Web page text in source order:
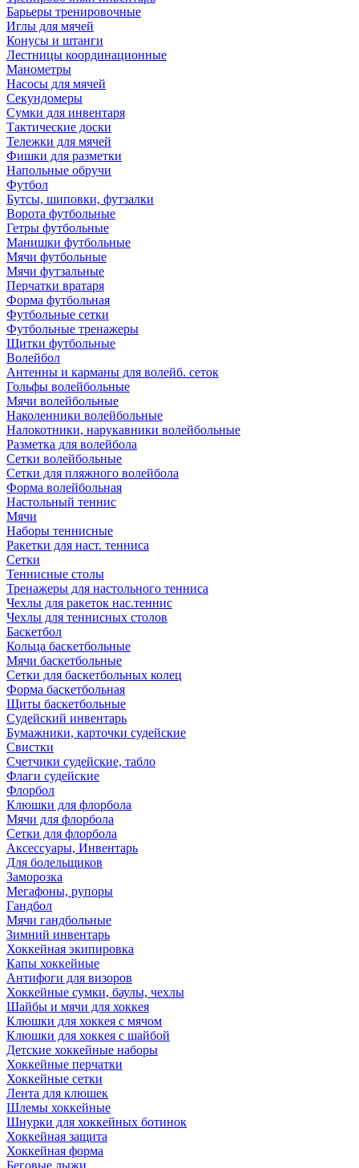
Барьеры тренировочные
Иглы для мячей
Конусы и штанги
Лестницы координационные
Манометры
Насосы для мячей
Секундомеры
Сумки для инвентаря
Тактические доски
Тележки для мячей
Фишки для разметки
Напольные обручи
Футбол
Бутсы, шиповки, футзалки
Ворота футбольные
Гетры футбольные
Манишки футбольные
Мячи футбольные
Мячи футзальные
Перчатки вратаря
Форма футбольная
Футбольные сетки
Футбольные тренажеры
Щитки футбольные
Волейбол
Антенны и карманы для волейб. сеток
Гольфы волейбольные
Мячи волейбольные
Наколенники волейбольные
Налокотники, нарукавники волейбольные
Разметка для волейбола
Сетки волейбольные
Сетки для пляжного волейбола
Форма волейбольная
Настольный теннис
Мячи
Наборы теннисные
Ракетки для наст. тенниса
Сетки
Теннисные столы
Тренажеры для настольного тенниса
Чехлы для ракеток нас.теннис
Чехлы для теннисных столов
Баскетбол
Кольца баскетбольные
Мячи баскетбольные
Сетки для баскетбольных колец
Форма баскетбольная
Щиты баскетбольные
Судейский инвентарь
Бумажники, карточки судейские
Свистки
Счетчики судейские, табло
Флаги судейские
Флорбол
Клюшки для флорбола
Мячи для флорбола
Сетки для флорбола
Аксессуары, Инвентарь
Для болельщиков
Заморозка
Мегафоны, рупоры
Гандбол
Мячи гандбольные
Зимний инвентарь
Хоккейная экипировка
Капы хоккейные
Антифоги для визоров
Хоккейные сумки, баулы, чехлы
Шайбы и мячи для хоккея
Клюшки для хоккея с мячом
Клюшки для хоккея с шайбой
Детские хоккейные наборы
Хоккейные перчатки
Хоккейные сетки
Лента для клюшек
Шлемы хоккейные
Шнурки для хоккейных ботинок
Хоккейная защита
Хоккейная форма
Беговые лыжи